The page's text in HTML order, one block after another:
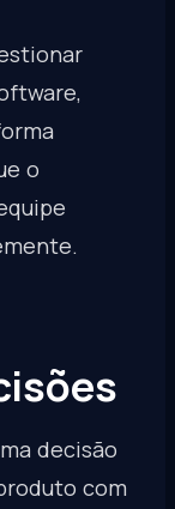
o
decisão
com